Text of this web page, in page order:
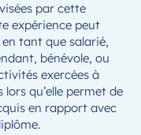
par cette
expérience peut
tant que salarié,
bénévole, ou
exercées à
qu’elle permet de
en rapport avec